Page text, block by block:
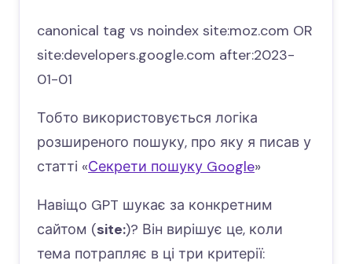
canonical tag vs noindex site:moz.com OR
site:developers.google.com after:2023-
01-01
Тобто використовується логіка
розширеного пошуку, про яку я писав у
статті «Секрети пошуку Google»
Навіщо GPT шукає за конкретним
сайтом (site:)? Він вирішує це, коли
тема потрапляє в ці три критерії: